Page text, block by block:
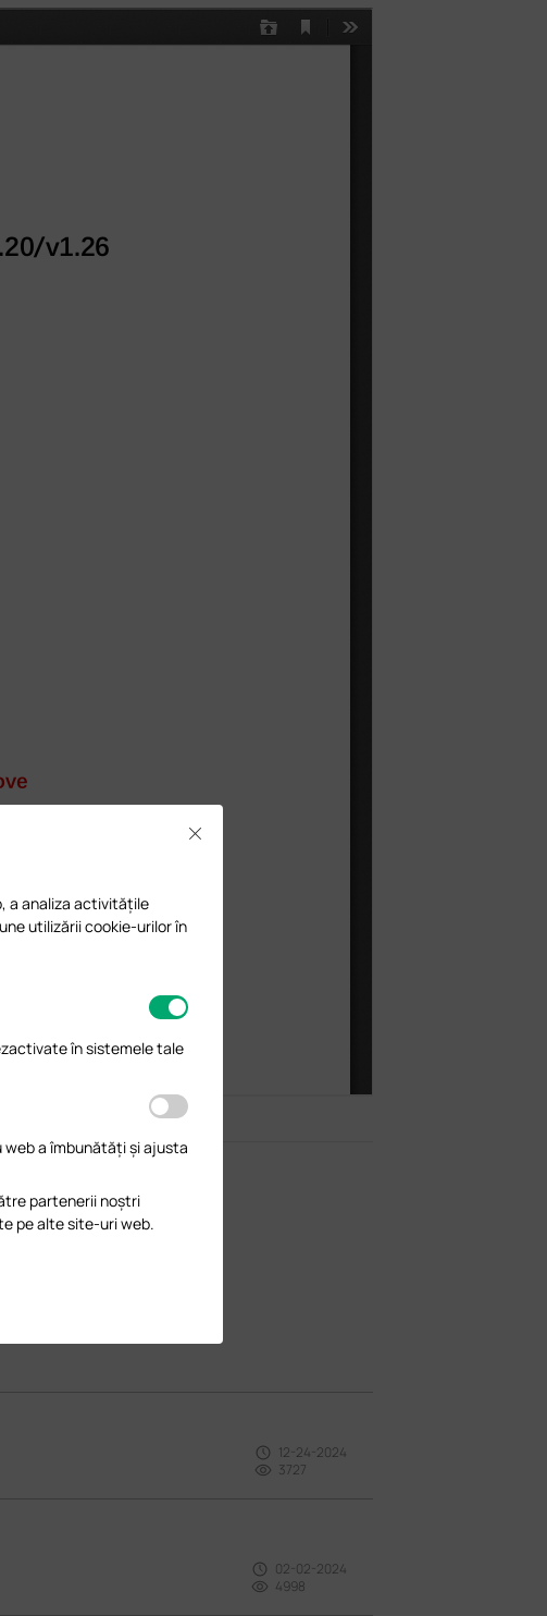
12-24-2024
3727
02-02-2024
4998
a analiza activitățile
utilizării cookie-urilor în
în sistemele tale
a îmbunătăți și ajusta
partenerii noștri
pe alte site-uri web.
Close